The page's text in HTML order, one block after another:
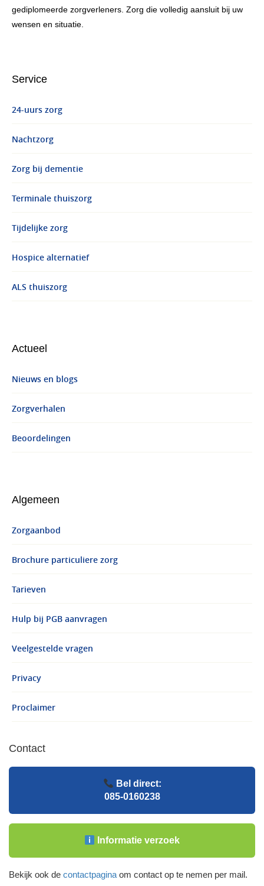
gediplomeerde zorgverleners. Zorg die volledig aansluit bij uw
wensen en situatie.
Service
24-uurs zorg
Nachtzorg
Zorg bij dementie
Terminale thuiszorg
Tijdelijke zorg
Hospice alternatief
ALS thuiszorg
Actueel
Nieuws en blogs
Zorgverhalen
Beoordelingen
Algemeen
Zorgaanbod
Brochure particuliere zorg
Tarieven
Hulp bij PGB aanvragen
Veelgestelde vragen
Privacy
Proclaimer
Contact
Bel direct:
085-0160238
Informatie verzoek
Bekijk ook de contactpagina om contact op te nemen per mail.